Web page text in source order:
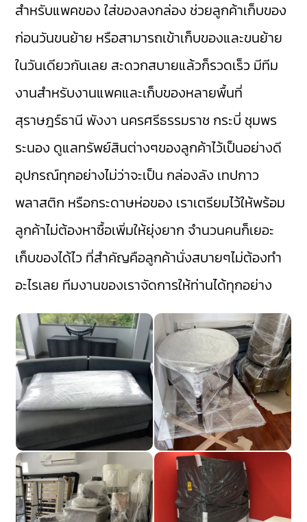
สำหรับแพคของ ใส่ของลงกล่อง ช่วยลูกค้าเก็บของ
ก่อนวันขนย้าย หรือสามารถเข้าเก็บของและขนย้าย
ในวันเดียวกันเลย สะดวกสบายแล้วก็รวดเร็ว มีทีม
งานสำหรับงานแพคและเก็บของหลายพื้นที่
สุราษฎร์ธานี พังงา นครศรีธรรมราช กระบี่ ชุมพร
ระนอง ดูแลทรัพย์สินต่างๆของลูกค้าไว้เป็นอย่างดี
อุปกรณ์ทุกอย่างไม่ว่าจะเป็น กล่องลัง เทปกาว
พลาสติก หรือกระดาษห่อของ เราเตรียมไว้ให้พร้อม
ลูกค้าไม่ต้องหาซื้อเพิ่มให้ยุ่งยาก จำนวนคนก็เยอะ
เก็บของได้ไว ที่สำคัญคือลูกค้านั่งสบายๆไม่ต้องทำ
อะไรเลย ทีมงานของเราจัดการให้ท่านได้ทุกอย่าง